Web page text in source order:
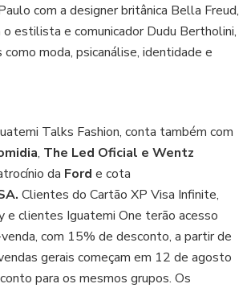
com a designer britânica Bella Freud,
o estilista e comunicador Dudu Bertholini,
moda, psicanálise, identidade e
Talks Fashion, conta também com
, The Led Oficial e Wentz
da Ford e cota
Clientes do Cartão XP Visa Infinite,
e clientes Iguatemi One terão acesso
com 15% de desconto, a partir de
gerais começam em 12 de agosto
para os mesmos grupos. Os